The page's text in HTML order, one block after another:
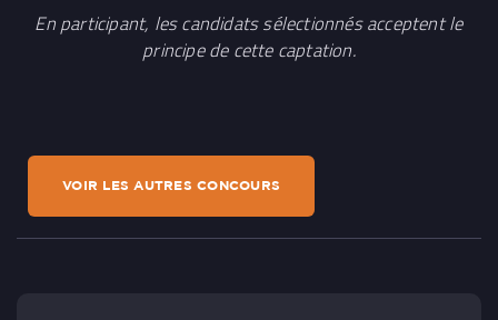
En participant, les candidats sélectionnés acceptent le
principe de cette captation.
VOIR LES AUTRES CONCOURS